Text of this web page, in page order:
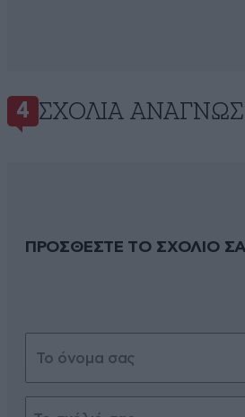
4 ΣΧΌΛΙΑ
ΠΡΟΣΘΕΣΤΕ ΤΟ ΣΧΟΛΙΟ